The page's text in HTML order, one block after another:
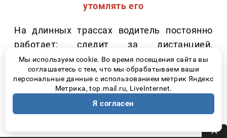
утомлять его
На длинных трассах водитель постоянно
работает: следит за дистанцией,
скоростью, дорожной обстановкой. Чем
больше электронных помощников берет на
себя часть этих задач, тем спокойнее
проходит поездка.
Мы используем cookie. Во время посещения сайта вы
соглашаетесь с тем, что мы обрабатываем ваши
персональные данные с использованием метрик Яндекс
Метрика, top.mail.ru, LiveInternet.
Я согласен